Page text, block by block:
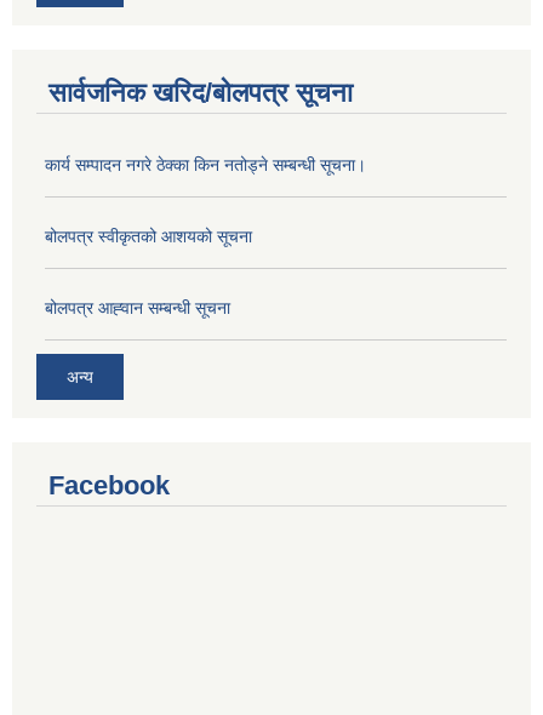
सार्वजनिक खरिद/बोलपत्र सूचना
कार्य सम्पादन नगरे ठेक्का किन नतोड्ने सम्बन्धी सूचना।
बोलपत्र स्वीकृतको आशयको सूचना
बोलपत्र आह्‍वान सम्बन्धी सूचना
अन्य
Facebook